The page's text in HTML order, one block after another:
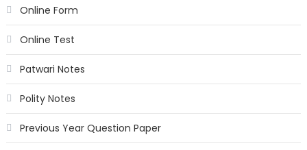
Online Form
Online Test
Patwari Notes
Polity Notes
Previous Year Question Paper